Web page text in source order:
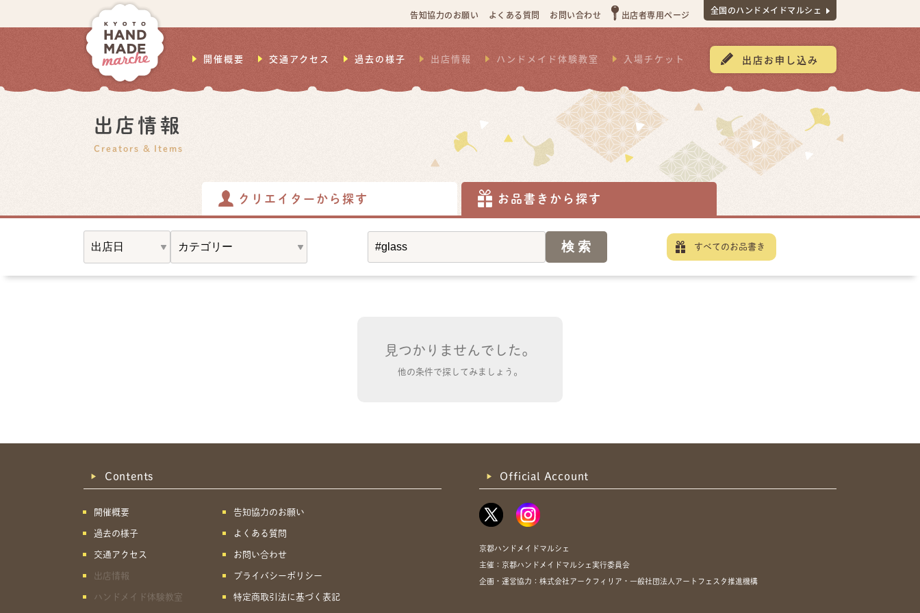
告知協力のお願い よくある質問 お問い合わせ 出店者専用ページ 全国のハンドメイドマルシェ
開催概要 交通アクセス 過去の様子 出店情報 ハンドメイド体験教室 入場チケット 出店お申し込み
出店情報
Creators & Items
クリエイターから探す お品書きから探す
すべてのお品書き
見つかりませんでした。
他の条件で探してみましょう。
Contents
開催概要
過去の様子
交通アクセス
出店情報
ハンドメイド体験教室
告知協力のお願い
よくある質問
お問い合わせ
プライバシーポリシー
特定商取引法に基づく表記
Official Account
京都ハンドメイドマルシェ
主催：京都ハンドメイドマルシェ実行委員会
企画・運営協力：株式会社アークフィリア・一般社団法人アートフェスタ推進機構